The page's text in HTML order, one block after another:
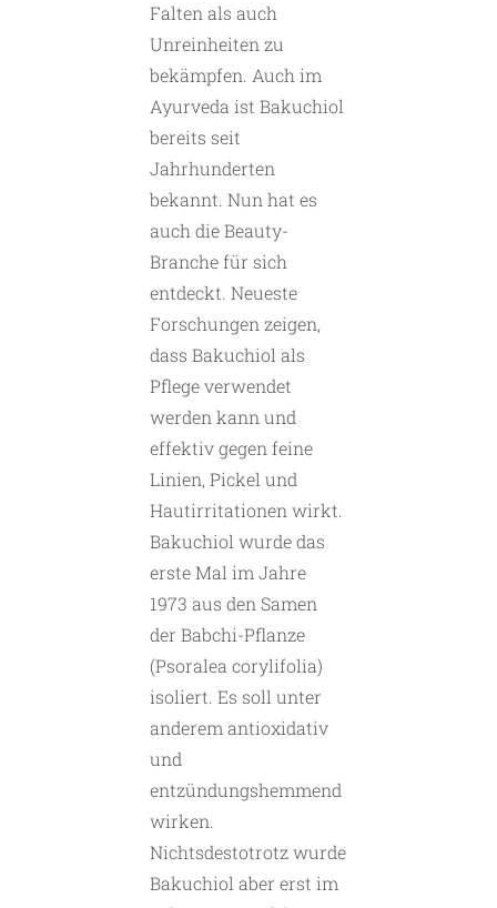
Falten als auch
Unreinheiten zu
bekämpfen. Auch im
Ayurveda ist Bakuchiol
bereits seit
Jahrhunderten
bekannt. Nun hat es
auch die Beauty-
Branche für sich
entdeckt. Neueste
Forschungen zeigen,
dass Bakuchiol als
Pflege verwendet
werden kann und
effektiv gegen feine
Linien, Pickel und
Hautirritationen wirkt.
Bakuchiol wurde das
erste Mal im Jahre
1973 aus den Samen
der Babchi-Pflanze
(Psoralea corylifolia)
isoliert. Es soll unter
anderem antioxidativ
und
entzündungshemmend
wirken.
Nichtsdestotrotz wurde
Bakuchiol aber erst im